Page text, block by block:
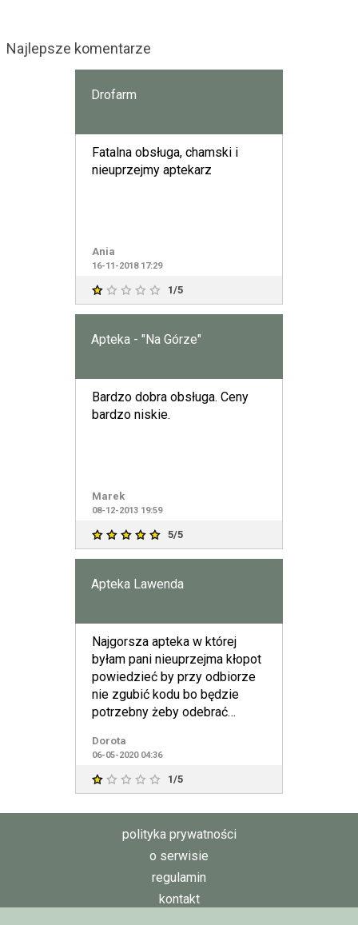
Najlepsze komentarze
Drofarm
Fatalna obsługa, chamski i
nieuprzejmy aptekarz
Ania
16-11-2018 17:29
1/5
Apteka - "Na Górze"
Bardzo dobra obsługa. Ceny
bardzo niskie.
Marek
08-12-2013 19:59
5/5
Apteka Lawenda
Najgorsza apteka w której
byłam pani nieuprzejma kłopot
powiedzieć by przy odbiorze
nie zgubić kodu bo będzie
potrzebny żeby odebrać
Dorota
06-05-2020 04:36
1/5
polityka prywatności
o serwisie
regulamin
kontakt